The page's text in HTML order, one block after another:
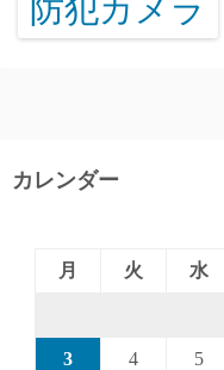
防犯カメラ
カレンダー
月
火 水
3 4 5